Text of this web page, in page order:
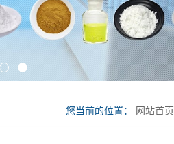
您当前的位置： 网站首页